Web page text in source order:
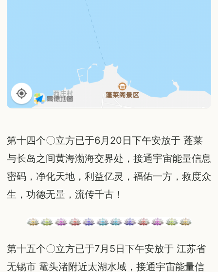
第十四个〇立方已于6月20日下午安放于 蓬莱
与长岛之间黄海渤海交界处，接通宇宙能量信息
密码，净化天地，利益亿灵，福佑一方，救度众
生，功德无量，流传千古！
第十五个〇立方已于7月5日下午安放于 江苏省
无锡市 鼋头渚附近太湖水域，接通宇宙能量信